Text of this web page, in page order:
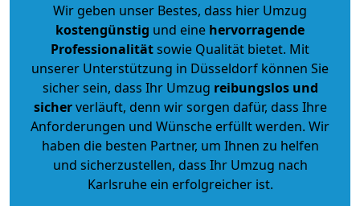
Wir geben unser Bestes, dass hier Umzug
kostengünstig und eine hervorragende
Professionalitätsowie Qualität bietet. Mit
unserer Unterstützung in Düsseldorf können Sie
sicher sein, dass Ihr Umzug reibungslos und
sicherverläuft, denn wir sorgen dafür, dass Ihre
Anforderungen und Wünsche erfüllt werden. Wir
haben die besten Partner, um Ihnen zu helfen
und sicherzustellen, dass Ihr Umzug nach
Karlsruhe ein erfolgreicher ist.